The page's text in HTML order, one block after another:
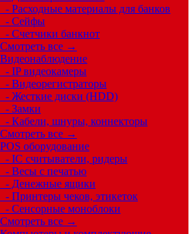
- Расходные материалы для банков
- Сейфы
- Счетчики банкнот
Смотреть все →
Видеонаблюдение
- IP видеокамеры
- Видеорегистраторы
- Жесткие диски (HDD)
- Замки
- Кабели, шнуры, коннекторы
Смотреть все →
POS оборудование
- IC считыватели, ридеры
- Весы с печатью
- Денежные ящики
- Принтеры чеков, этикеток
- Сенсорные моноблоки
Смотреть все →